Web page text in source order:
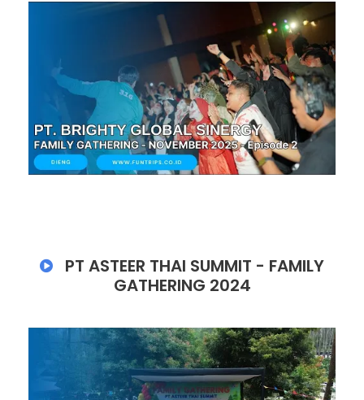
PT ASTEER THAI SUMMIT - FAMILY
GATHERING 2024